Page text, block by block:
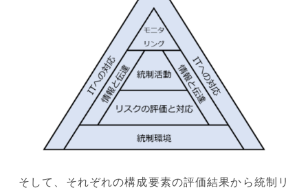
そして、それぞれの構成要素の評価結果から統制リ